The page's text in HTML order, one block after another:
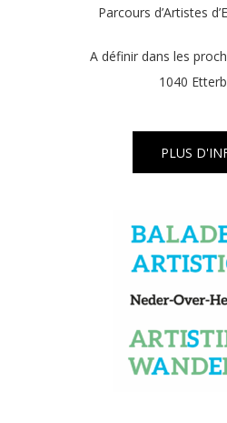
Parcours d’Artistes
A définir dans les
1040
PLUS